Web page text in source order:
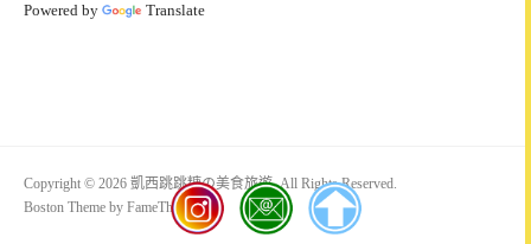
Powered by Translate
Copyright © 2026 凱西跳跳糖の美食旅遊. All Rights Reserved.
Boston Theme by FameThemes